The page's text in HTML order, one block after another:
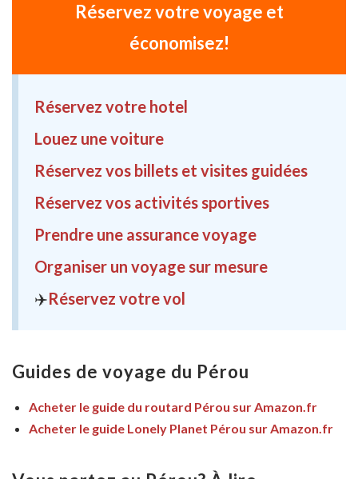
Réservez votre voyage et
économisez!
Réservez votre hotel
Louez une voiture
Réservez vos billets et visites guidées
Réservez vos activités sportives
Prendre une assurance voyage
Organiser un voyage sur mesure
✈️Réservez votre vol
Guides de voyage du Pérou
Acheter le guide du routard Pérou sur Amazon.fr
Acheter le guide Lonely Planet Pérou sur Amazon.fr